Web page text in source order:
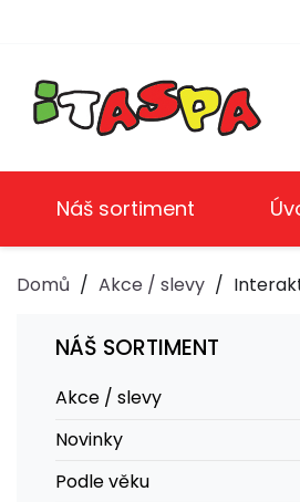
Náš sortiment
Domů Akce / slevy
NÁŠ SORTIMENT
Akce / slevy
Novinky
Podle věku